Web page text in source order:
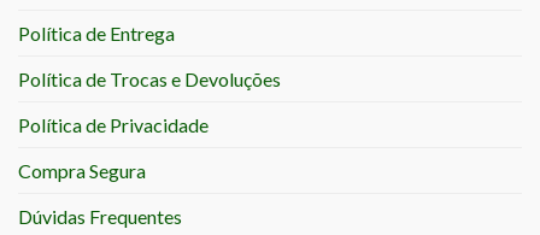
Política de Entrega
Política de Trocas e Devoluções
Política de Privacidade
Compra Segura
Dúvidas Frequentes